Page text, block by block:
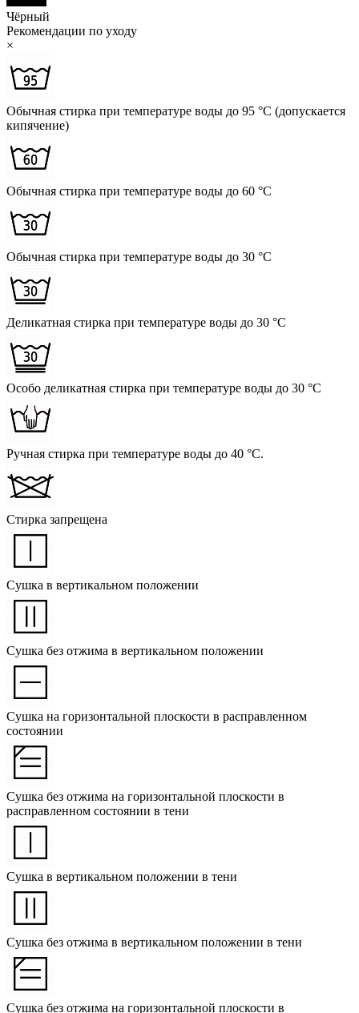
Чёрный
Рекомендации по уходу
×
Обычная стирка при температуре воды до 95 °C (допускается
кипячение)
Обычная стирка при температуре воды до 60 °C
Обычная стирка при температуре воды до 30 °C
Деликатная стирка при температуре воды до 30 °C
Особо деликатная стирка при температуре воды до 30 °C
Ручная стирка при температуре воды до 40 °C.
Стирка запрещена
Сушка в вертикальном положении
Сушка без отжима в вертикальном положении
Сушка на горизонтальной плоскости в расправленном
состоянии
Сушка без отжима на горизонтальной плоскости в
расправленном состоянии в тени
Сушка в вертикальном положении в тени
Сушка без отжима в вертикальном положении в тени
Сушка без отжима на горизонтальной плоскости в